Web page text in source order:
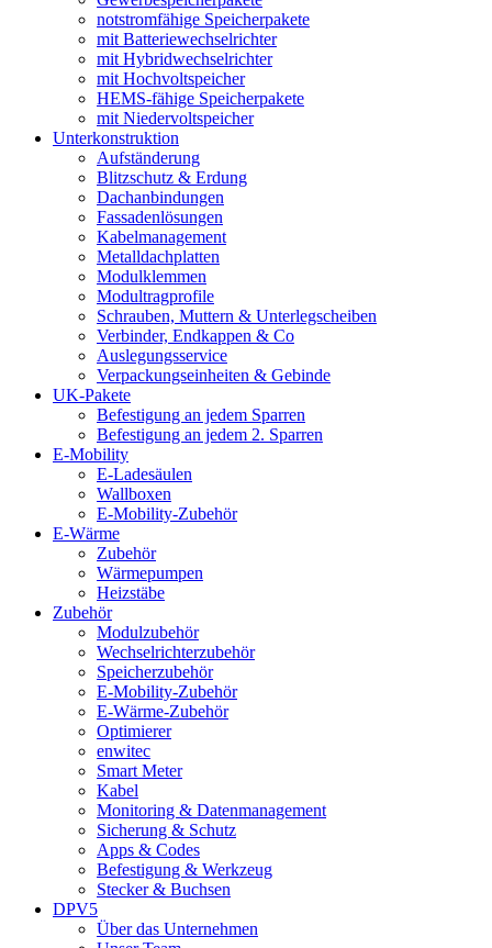
notstromfähige Speicherpakete
mit Batteriewechselrichter
mit Hybridwechselrichter
mit Hochvoltspeicher
HEMS-fähige Speicherpakete
mit Niedervoltspeicher
Unterkonstruktion
Aufständerung
Blitzschutz & Erdung
Dachanbindungen
Fassadenlösungen
Kabelmanagement
Metalldachplatten
Modulklemmen
Modultragprofile
Schrauben, Muttern & Unterlegscheiben
Verbinder, Endkappen & Co
Auslegungsservice
Verpackungseinheiten & Gebinde
UK-Pakete
Befestigung an jedem Sparren
Befestigung an jedem 2. Sparren
E-Mobility
E-Ladesäulen
Wallboxen
E-Mobility-Zubehör
E-Wärme
Zubehör
Wärmepumpen
Heizstäbe
Zubehör
Modulzubehör
Wechselrichterzubehör
Speicherzubehör
E-Mobility-Zubehör
E-Wärme-Zubehör
Optimierer
enwitec
Smart Meter
Kabel
Monitoring & Datenmanagement
Sicherung & Schutz
Apps & Codes
Befestigung & Werkzeug
Stecker & Buchsen
DPV5
Über das Unternehmen